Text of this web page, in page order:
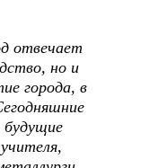
отвечает
но и
города, в